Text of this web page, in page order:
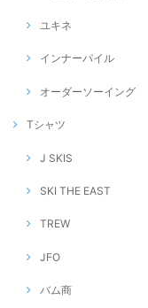
ユキネ
インナーパイル
オーダーソーイング
Tシャツ
J SKIS
SKI THE EAST
TREW
JFO
バム商